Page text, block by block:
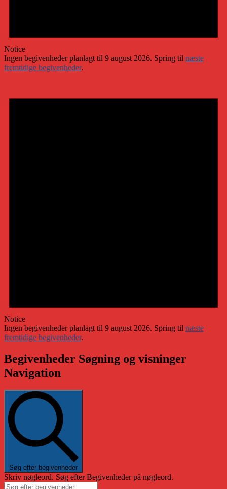
Notice
Ingen begivenheder planlagt til 9 august 2026. Spring til næste
fremtidige begivenheder.
Notice
Ingen begivenheder planlagt til 9 august 2026. Spring til næste
fremtidige begivenheder.
Begivenheder Søgning og visninger
Navigation
Søg efter begivenheder
Skriv nøgleord. Søg efter Begivenheder på nøgleord.